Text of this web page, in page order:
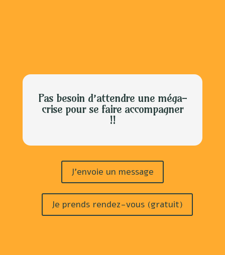
Pas besoin d’attendre une méga-
crise pour se faire accompagner
!!
J'envoie un message
Je prends rendez-vous (gratuit)